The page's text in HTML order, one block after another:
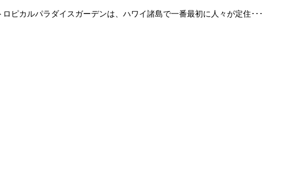
ピカルパラダイスガーデンは、ハワイ諸島で一番最初に人々が定住･･･